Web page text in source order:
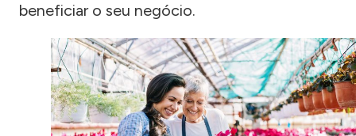
beneficiar o seu negócio.